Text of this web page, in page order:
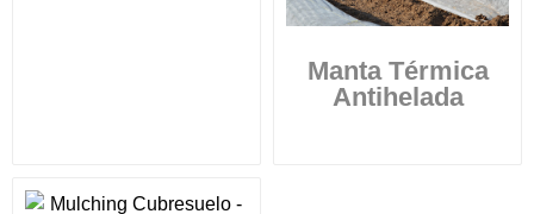
Manta Térmica
Antihelada